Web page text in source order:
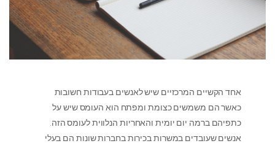
אחד הקשיים המרכזיים שיש לאנשים בעבודות חשובות
כאשר הם משמשים כצומת ומפתח הוא העומס שיש על
כתפיהם ברמה יום יומית והאחריות הנלווית לעומס הזה.
אנשים שעובדים במשרות בכירות בחברות שונות הם בעלי